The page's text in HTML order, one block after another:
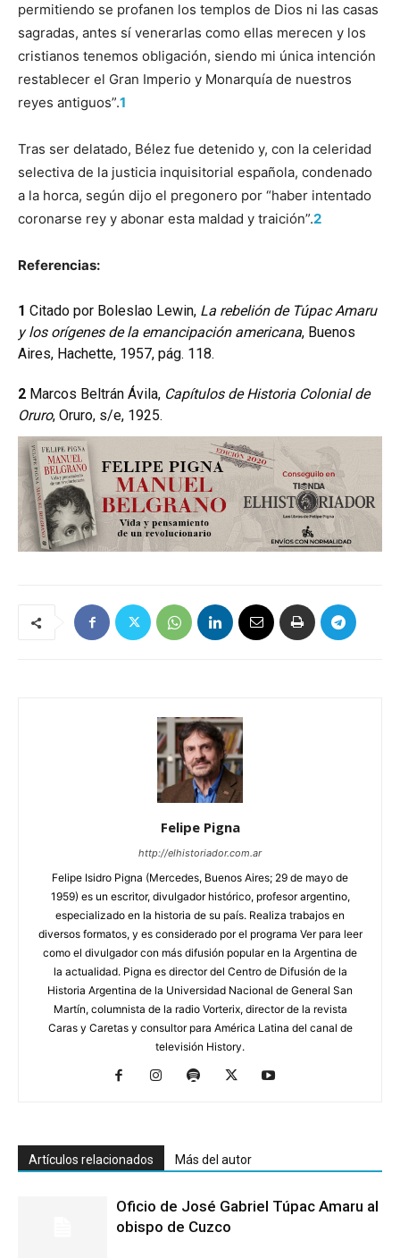
permitiendo se profanen los templos de Dios ni las casas
sagradas, antes sí venerarlas como ellas merecen y los
cristianos tenemos obligación, siendo mi única intención
restablecer el Gran Imperio y Monarquía de nuestros
reyes antiguos”.1
Tras ser delatado, Bélez fue detenido y, con la celeridad
selectiva de la justicia inquisitorial española, condenado
a la horca, según dijo el pregonero por “haber intentado
coronarse rey y abonar esta maldad y traición”.2
Referencias:
1 Citado por Boleslao Lewin, La rebelión de Túpac Amaru
y los orígenes de la emancipación americana, Buenos
Aires, Hachette, 1957, pág. 118.
2 Marcos Beltrán Ávila, Capítulos de Historia Colonial de
Oruro, Oruro, s/e, 1925.
Felipe Pigna
http://elhistoriador.com.ar
Felipe Isidro Pigna (Mercedes, Buenos Aires; 29 de mayo de
1959) es un escritor, divulgador histórico, profesor argentino,
especializado en la historia de su país. Realiza trabajos en
diversos formatos, y es considerado por el programa Ver para leer
como el divulgador con más difusión popular en la Argentina de
la actualidad. Pigna es director del Centro de Difusión de la
Historia Argentina de la Universidad Nacional de General San
Martín, columnista de la radio Vorterix, director de la revista
Caras y Caretas y consultor para América Latina del canal de
televisión History.
Artículos relacionados Más del autor
Oficio de José Gabriel Túpac Amaru al
obispo de Cuzco